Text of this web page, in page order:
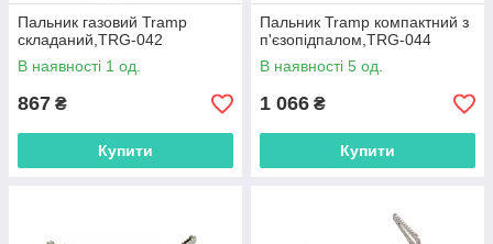
Пальник газовий Tramp
складаний,TRG-042
В наявності 1 од.
867 ₴
Купити
Пальник Tramp компактний з
п'єзопідпалом,TRG-044
В наявності 5 од.
1 066 ₴
Купити